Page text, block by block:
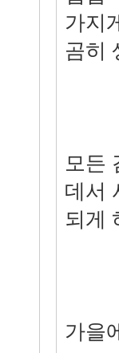
가지
곰히
모든
데서
되게
가을